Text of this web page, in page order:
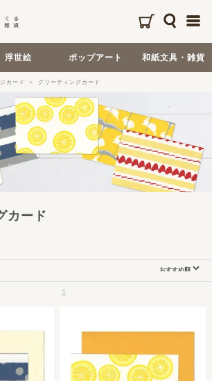
浮世絵 ポップアート 和紙文具・雑貨
カード グリーティングカード
カード
1